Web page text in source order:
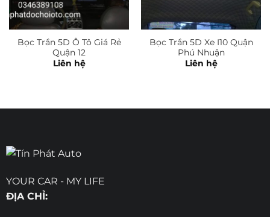
Bọc Trần 5D Ô Tô Giá Rẻ
Quận 12
Liên hệ
Bọc Trần 5D Xe I10 Quận
Phú Nhuận
Liên hệ
YOUR CAR - MY LIFE
ĐỊA CHỈ: